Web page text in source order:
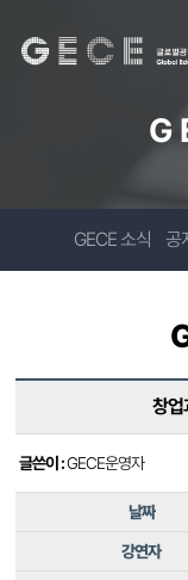
GECE 소식 공
창업
글쓴이 :GECE운영자
날짜
강연자